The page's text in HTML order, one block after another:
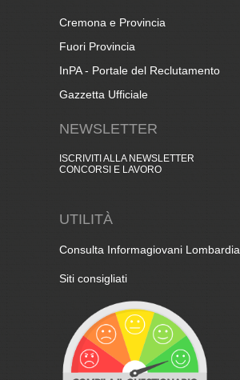
Cremona e Provincia
Fuori Provincia
InPA - Portale del Reclutamento
Gazzetta Ufficiale
NEWSLETTER
ISCRIVITI ALLA NEWSLETTER
CONCORSI E LAVORO
UTILITÀ
Consulta Informagiovani Lombardia
Siti consigliati